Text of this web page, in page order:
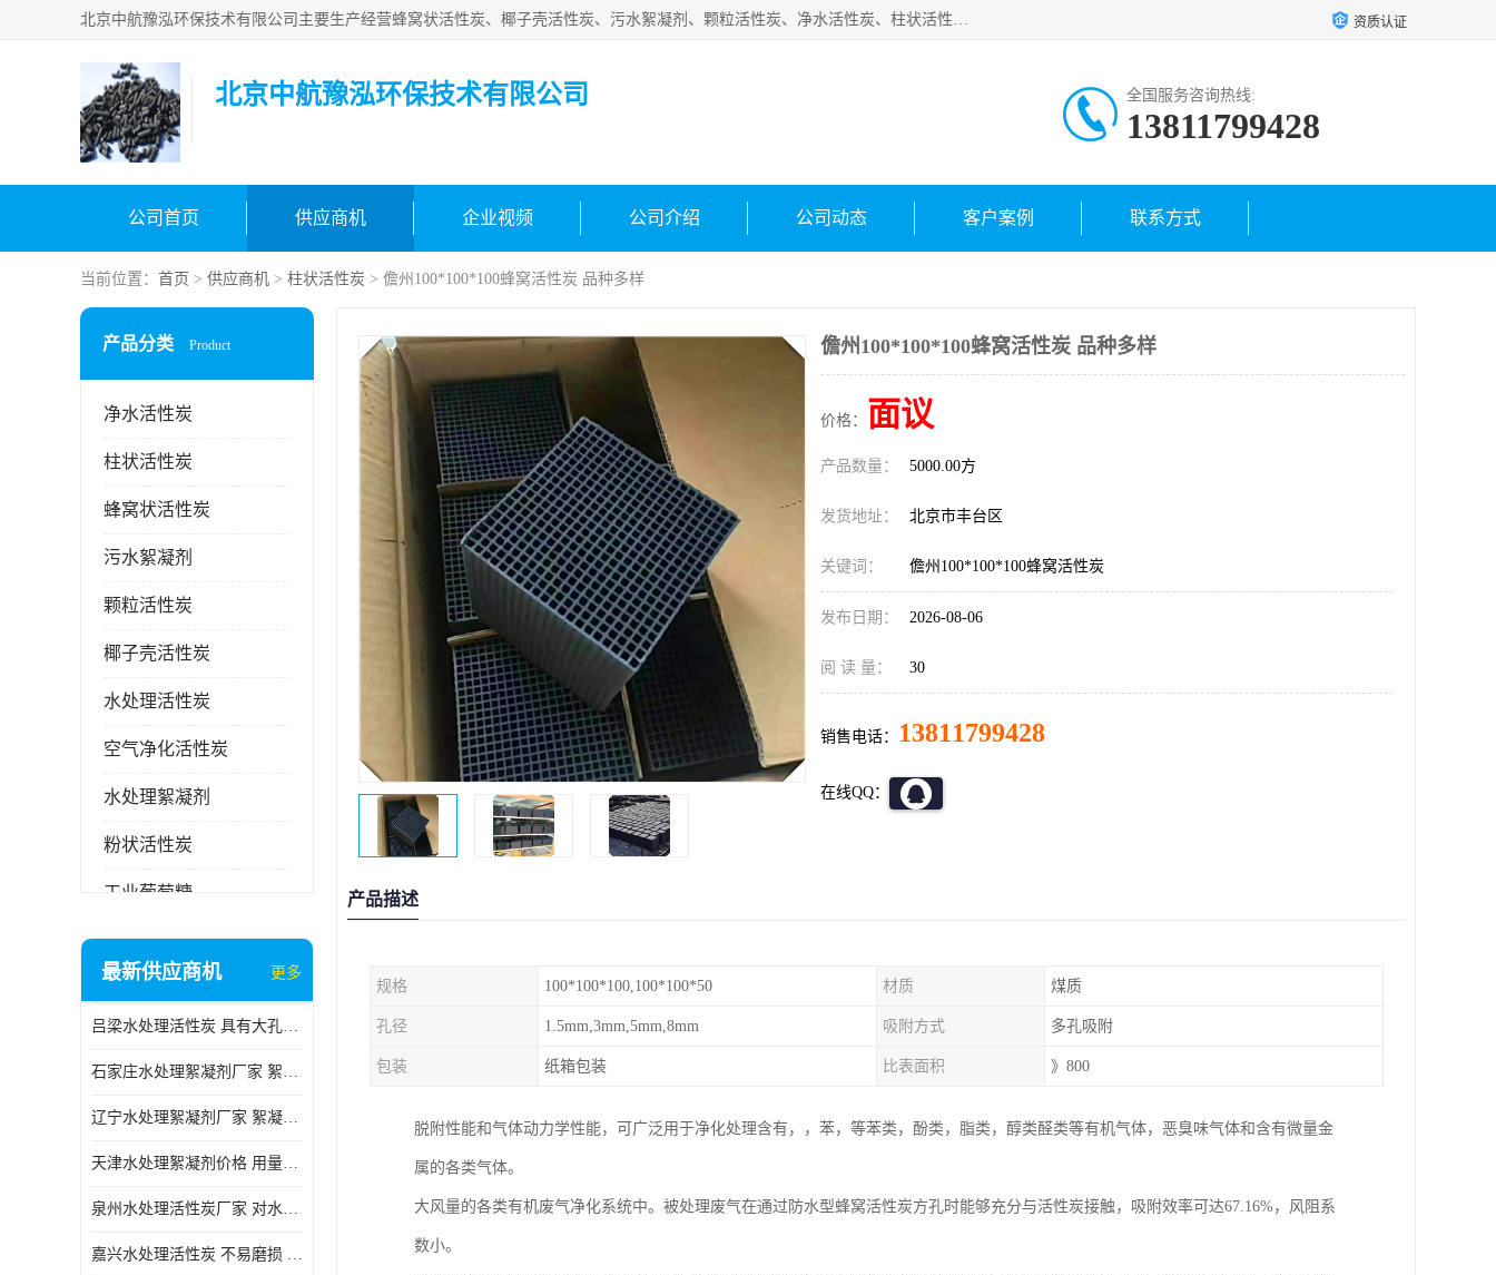
北京中航豫泓环保技术有限公司主要生产经营蜂窝状活性炭、椰子壳活性炭、污水絮凝剂、颗粒活性炭、净水活性炭、柱状活性炭等水处理和空气净化产品，品质信赖、服务保障。是您理想的合作伙伴。欢迎来电咨询！ 资质认证
北京中航豫泓环保技术有限公司 全国服务咨询热线:
13811799428
公司首页 供应商机 企业视频 公司介绍 公司动态 客户案例 联系方式
当前位置： 首页 > 供应商机 > 柱状活性炭 > 儋州100*100*100蜂窝活性炭 品种多样
产品分类 Product
净水活性炭
柱状活性炭
蜂窝状活性炭
污水絮凝剂
颗粒活性炭
椰子壳活性炭
水处理活性炭
空气净化活性炭
水处理絮凝剂
粉状活性炭
工业葡萄糖
废气处理活性炭
块状活性炭
最新供应商机 更多
吕梁水处理活性炭 具有大孔结构 适用于多种水处理工艺和需求
石家庄水处理絮凝剂厂家 絮凝速度快 便于后续的沉淀和过滤处理
辽宁水处理絮凝剂厂家 絮凝效果好 使水质得到明显的改善
天津水处理絮凝剂价格 用量相对较少 便于后续的沉淀和过滤处理
泉州水处理活性炭厂家 对水中的微小颗粒有较好的去除效果
嘉兴水处理活性炭 不易磨损 碎裂和粉化 能够吸附大分子有机物
儋州100*100*100蜂窝活性炭 品种多样
价格： 面议
产品数量： 5000.00方
发货地址： 北京市丰台区
关键词： 儋州100*100*100蜂窝活性炭
发布日期： 2026-08-06
阅 读 量： 30
销售电话： 13811799428
在线QQ：
产品描述
规格 100*100*100,100*100*50 材质 煤质
孔径 1.5mm,3mm,5mm,8mm 吸附方式 多孔吸附
包装 纸箱包装 比表面积 》800
脱附性能和气体动力学性能，可广泛用于净化处理含有，，苯，等苯类，酚类，脂类，醇类醛类等有机气体，恶臭味气体和含有微量金
属的各类气体。
大风量的各类有机废气净化系统中。被处理废气在通过防水型蜂窝活性炭方孔时能够充分与活性炭接触，吸附效率可达67.16%，风阻系
数小。